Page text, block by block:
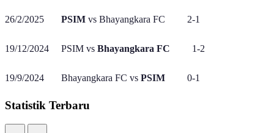
26/2/2025 PSIM vs Bhayangkara FC 2-1
19/12/2024 PSIM vs Bhayangkara FC 1-2
19/9/2024 Bhayangkara FC vs PSIM 0-1
Statistik Terbaru